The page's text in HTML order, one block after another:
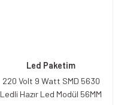
Led Paketim
220 Volt 9 Watt SMD 5630
Ledli Hazır Led Modül 56MM